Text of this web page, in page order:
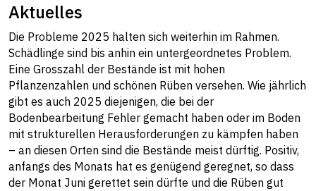
Aktuelles
Die Probleme 2025 halten sich weiterhin im Rahmen.
Schädlinge sind bis anhin ein untergeordnetes Problem.
Eine Grosszahl der Bestände ist mit hohen
Pflanzenzahlen und schönen Rüben versehen. Wie jährlich
gibt es auch 2025 diejenigen, die bei der
Bodenbearbeitung Fehler gemacht haben oder im Boden
mit strukturellen Herausforderungen zu kämpfen haben
– an diesen Orten sind die Bestände meist dürftig. Positiv,
anfangs des Monats hat es genügend geregnet, so dass
der Monat Juni gerettet sein dürfte und die Rüben gut